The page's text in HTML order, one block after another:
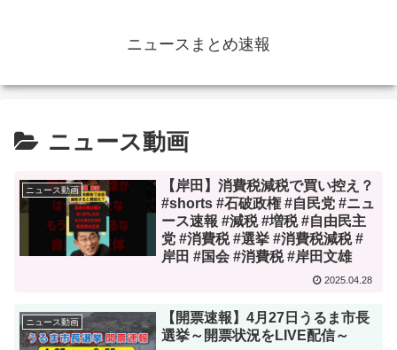
ニュースまとめ速報
ニュース動画
ニュース動画
【岸田】消費税減税で買い控え？
#shorts #石破政権 #自民党 #ニュ
ース速報 #減税 #増税 #自由民主
党 #消費税 #選挙 #消費税減税 #
岸田 #国会 #消費税 #岸田文雄
2025.04.28
ニュース動画
【開票速報】4月27日うるま市長
選挙～開票状況をLIVE配信～